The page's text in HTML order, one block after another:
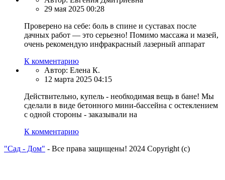
29 мая 2025 00:28
Проверено на себе: боль в спине и суставах после
дачных работ — это серьезно! Помимо массажа и мазей,
очень рекомендую инфракрасный лазерный аппарат
К комментарию
Автор: Елена К.
12 марта 2025 04:15
Действительно, купель - необходимая вещь в бане! Мы
сделали в виде бетонного мини-бассейна с остеклением
с одной стороны - заказывали на
К комментарию
"Сад - Дом" - Все права защищены! 2024 Copyright (с)